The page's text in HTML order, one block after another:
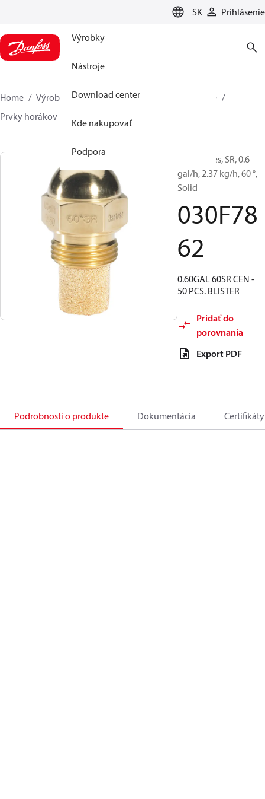
SK Prihlásenie
Výrobky
Nástroje
Download center
Kde nakupovať
Podpora
Home Výrobky
Climate Solutions pre vykurovanie
Prvky horákov
Oil Nozzles, SR, 0.6
gal/h, 2.37 kg/h, 60 °,
Solid
030F78
62
0.60GAL 60SR CEN -
50 PCS. BLISTER
Pridať do
porovnania
Export PDF
Podrobnosti o produkte Dokumentácia Certifikáty